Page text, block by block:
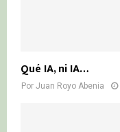
Qué IA, ni IA…
Por Juan Royo Abenia